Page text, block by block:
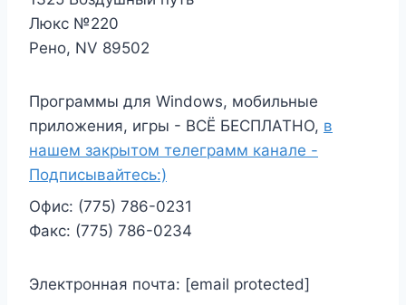
Люкс №220
Рено, NV 89502
Программы для Windows, мобильные
приложения, игры - ВСЁ БЕСПЛАТНО, в
нашем закрытом телеграмм канале -
Подписывайтесь:)
Офис: (775) 786-0231
Факс: (775) 786-0234
Электронная почта: [email protected]